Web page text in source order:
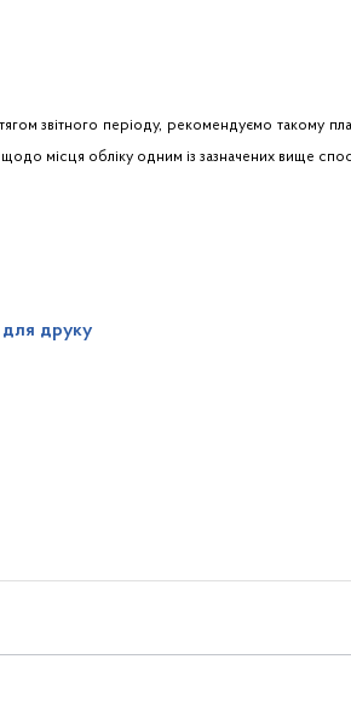
звітного періоду, рекомендуємо такому
місця обліку одним із зазначених вище
для друку